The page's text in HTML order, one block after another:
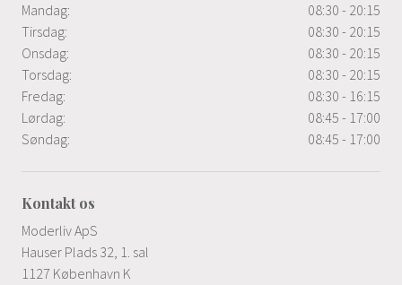
Mandag:
08:30 - 20:15
Tirsdag:
08:30 - 20:15
Onsdag:
08:30 - 20:15
Torsdag:
08:30 - 20:15
Fredag:
08:30 - 16:15
Lørdag:
08:45 - 17:00
Søndag:
08:45 - 17:00
Kontakt os
Moderliv ApS
Hauser Plads 32, 1. sal
1127 København K